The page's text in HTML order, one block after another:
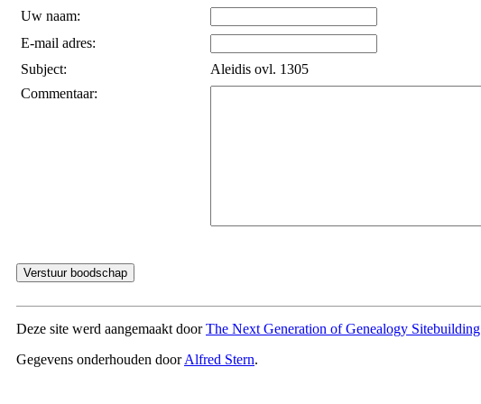
Uw naam:
E-mail adres:
Subject:
Aleidis ovl. 1305
Commentaar:
Deze site werd aangemaakt doorThe Next Generation of Genealogy Sitebuilding
Gegevens onderhouden doorAlfred Stern.